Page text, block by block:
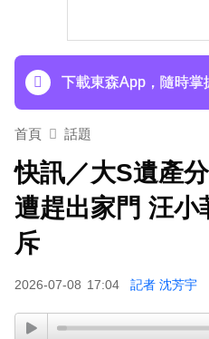
下載東森App，隨時掌
首頁 話題
快訊／大S遺產
遭趕出家門 汪小
斥
2026-07-08 17:04 記者 沈芳宇